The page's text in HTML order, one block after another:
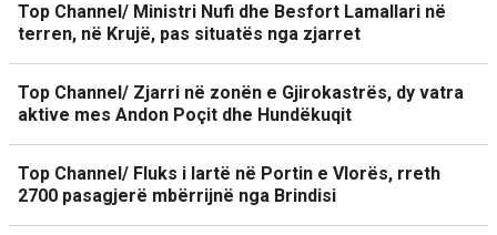
Top Channel/ Ministri Nufi dhe Besfort Lamallari në
terren, në Krujë, pas situatës nga zjarret
Top Channel/ Zjarri në zonën e Gjirokastrës, dy vatra
aktive mes Andon Poçit dhe Hundëkuqit
Top Channel/ Fluks i lartë në Portin e Vlorës, rreth
2700 pasagjerë mbërrijnë nga Brindisi